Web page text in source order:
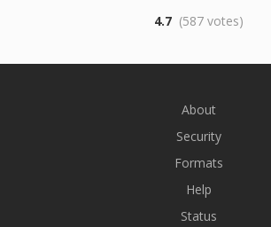
4.7 (587 votes)
About
Security
Formats
Help
Status